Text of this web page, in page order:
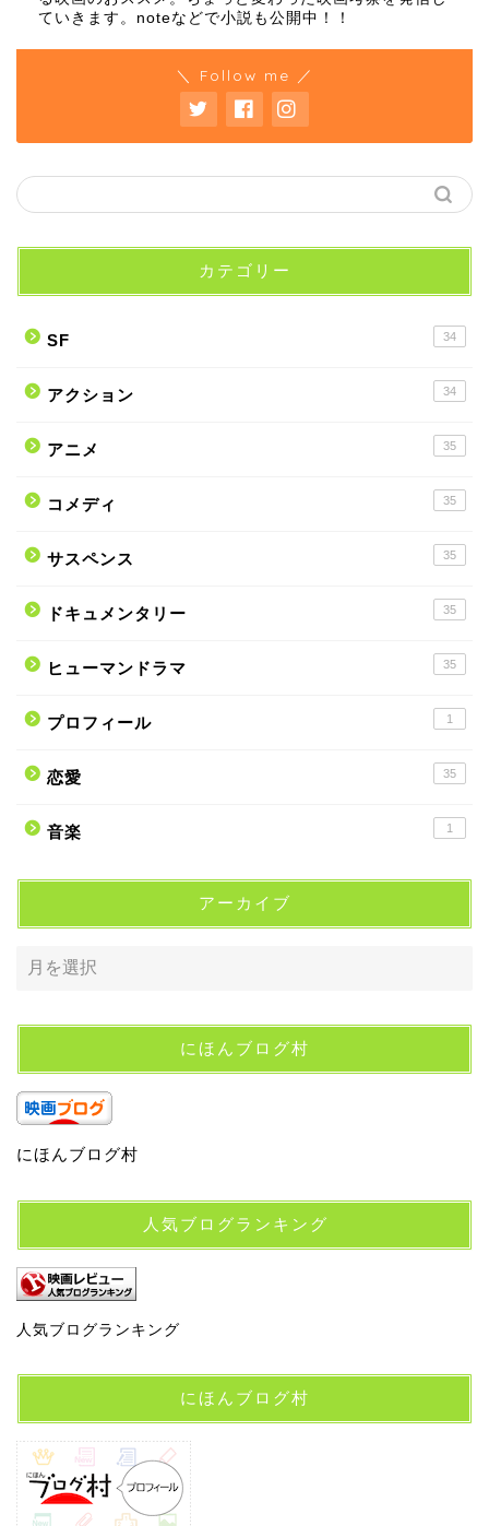
ていきます。noteなどで小説も公開中！！
＼ Follow me ／
カテゴリー
SF 34
アクション 34
アニメ 35
コメディ 35
サスペンス 35
ドキュメンタリー 35
ヒューマンドラマ 35
プロフィール 1
恋愛 35
音楽 1
アーカイブ
にほんブログ村
にほんブログ村
人気ブログランキング
人気ブログランキング
にほんブログ村